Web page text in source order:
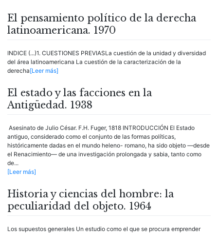
El pensamiento político de la derecha
latinoamericana. 1970
INDICE (...)1. CUESTIONES PREVIASLa cuestión de la unidad y diversidad
del área latinoamericana La cuestión de la caracterización de la
derecha[Leer más]
El estado y las facciones en la
Antigüedad. 1938
Asesinato de Julio César. F.H. Fuger, 1818 INTRODUCCIÓN El Estado
antiguo, considerado como el conjunto de las formas políticas,
históricamente dadas en el mundo heleno- romano, ha sido objeto —desde
el Renacimiento— de una investigación prolongada y sabia, tanto como
de...
[Leer más]
Historia y ciencias del hombre: la
peculiaridad del objeto. 1964
Los supuestos generales Un estudio como el que se procura emprender